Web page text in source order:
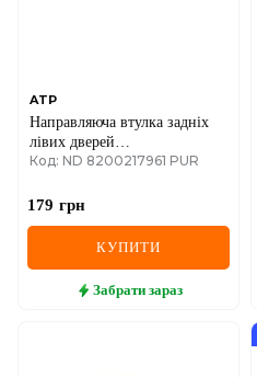
ATP
Направляюча втулка задніх
лівих дверей
(ПОЛІУРЕТАНОВА) Renault
>14
Код: ND 8200217961 PUR
179 грн
КУПИТИ
Забрати зараз